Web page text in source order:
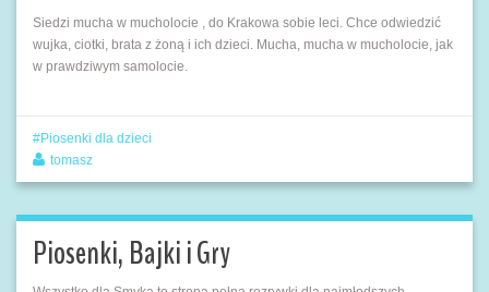
Siedzi mucha w mucholocie , do Krakowa sobie leci. Chce odwiedzić
wujka, ciotki, brata z żoną i ich dzieci. Mucha, mucha w mucholocie, jak
w prawdziwym samolocie.
Piosenki dla dzieci
tomasz
Piosenki, Bajki i Gry